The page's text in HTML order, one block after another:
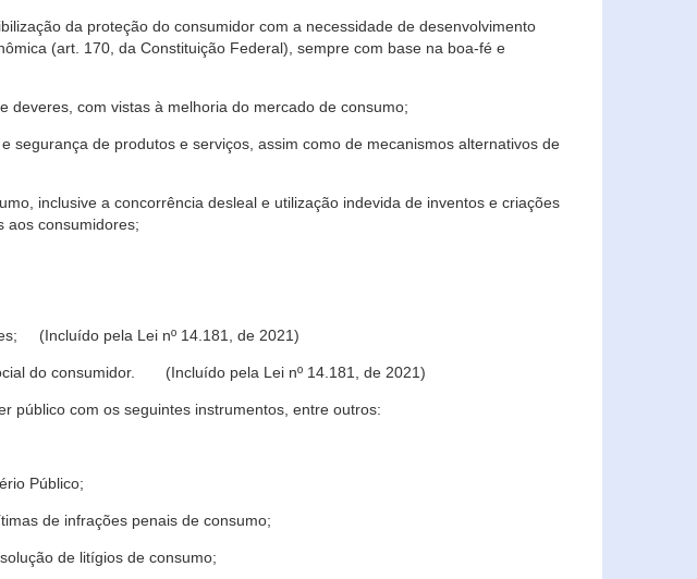
da proteção do consumidor com a necessidade de desenvolvimento
(art. 170, da Constituição Federal), sempre com base na boa-fé e
com vistas à melhoria do mercado de consumo;
de produtos e serviços, assim como de mecanismos alternativos de
inclusive a concorrência desleal e utilização indevida de inventos e criações
aos consumidores;
(Incluído pela Lei nº 14.181, de 2021)
do consumidor. (Incluído pela Lei nº 14.181, de 2021)
público com os seguintes instrumentos, entre outros:
Público;
de infrações penais de consumo;
de litígios de consumo;